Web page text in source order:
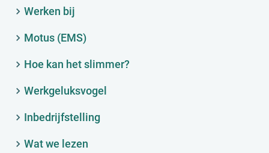
Werken bij
Motus (EMS)
Hoe kan het slimmer?
Werkgeluksvogel
Inbedrijfstelling
Wat we lezen